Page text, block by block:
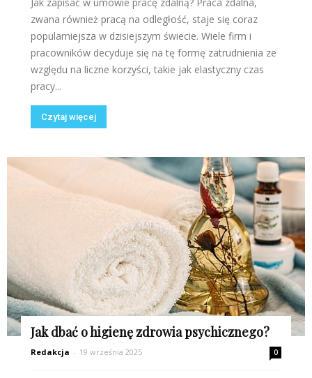
zwana również pracą na odległość, staje się coraz
popularniejsza w dzisiejszym świecie. Wiele firm i
pracowników decyduje się na tę formę zatrudnienia ze
względu na liczne korzyści, takie jak elastyczny czas
pracy...
Czytaj więcej
Jak dbać o higienę zdrowia psychicznego?
Redakcja - 19 września 2025 0